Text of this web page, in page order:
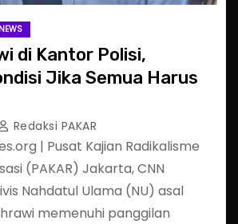
NEWS
di Kantor Polisi,
Jika Semua Harus
Redaksi PAKAR
| Pusat Kajian Radikalisme
(PAKAR) Jakarta, CNN
Nahdatul Ulama (NU) asal
memenuhi panggilan